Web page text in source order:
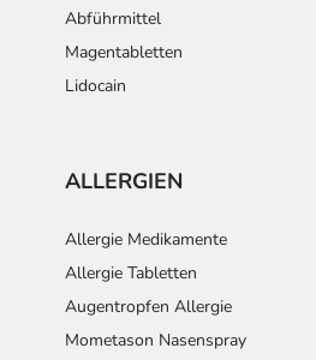
Abführmittel
Magentabletten
Lidocain
ALLERGIEN
Allergie Medikamente
Allergie Tabletten
Augentropfen Allergie
Mometason Nasenspray